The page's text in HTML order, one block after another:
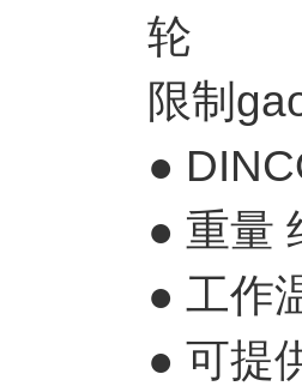
轮
限制
●
● 重量
● 工作
● 可提